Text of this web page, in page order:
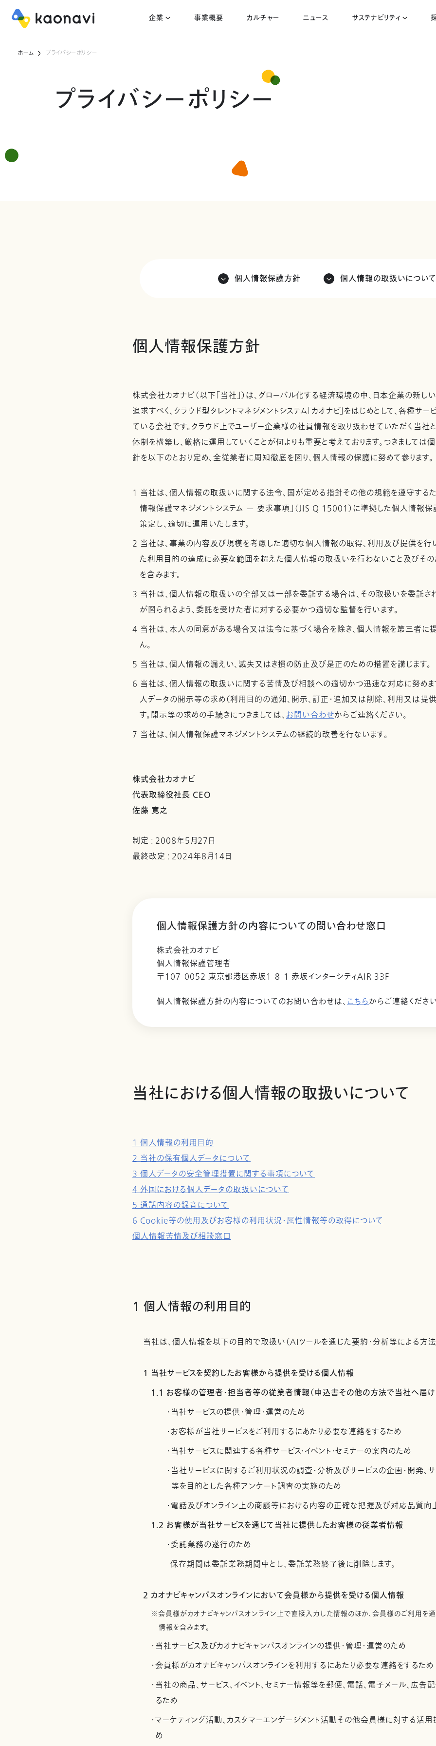
企業 事業概要 カルチャー ニュース サステナビリティ
ホーム プライバシーポリシー
プライバシーポリシー
個人情報保護方針 個人情報の取扱いについて
個人情報保護方針
株式会社カオナビ（以下「当社」）は、グローバル化する経済環境の中、日本企業の新し
追求すべく、クラウド型タレントマネジメントシステム「カオナビ」をはじめとして、各種サ
ている会社です。クラウド上でユーザー企業様の社員情報を取り扱わせていただく当社
体制を構築し、厳格に運用していくことが何よりも重要と考えております。つきまして
針を以下のとおり定め、全従業者に周知徹底を図り、個人情報の保護に努めて参ります。
1 当社は、個人情報の取扱いに関する法令、国が定める指針その他の規範を遵守する
情報保護マネジメントシステム — 要求事項」（JIS Q 15001）に準拠した個人情報保
策定し、適切に運用いたします。
2 当社は、事業の内容及び規模を考慮した適切な個人情報の取得、利用及び提供を行
た利用目的の達成に必要な範囲を超えた個人情報の取扱いを行わないこと及びその
を含みます。
3 当社は、個人情報の取扱いの全部又は一部を委託する場合は、その取扱いを委託
が図られるよう、委託を受けた者に対する必要かつ適切な監督を行います。
4 当社は、本人の同意がある場合又は法令に基づく場合を除き、個人情報を第三者に
ん。
5 当社は、個人情報の漏えい、滅失又はき損の防止及び是正のための措置を講じます。
6 当社は、個人情報の取扱いに関する苦情及び相談への適切かつ迅速な対応に努めま
人データの開示等の求め（利用目的の通知、開示、訂正・追加又は削除、利用又は提
す。開示等の求めの手続きにつきましては、お問い合わせからご連絡ください。
7 当社は、個人情報保護マネジメントシステムの継続的改善を行ないます。
株式会社カオナビ
代表取締役社長 CEO
佐藤 寛之
制定 : 2008年5月27日
最終改定 : 2024年8月14日
個人情報保護方針の内容についての問い合わせ窓口
株式会社カオナビ
個人情報保護管理者
〒107-0052 東京都港区赤坂1-8-1 赤坂インターシティAIR 33F
個人情報保護方針の内容についてのお問い合わせは、こちらからご連絡くださ
当社における個人情報の取扱いについて
1 個人情報の利用目的
2 当社の保有個人データについて
3 個人データの安全管理措置に関する事項について
4 外国における個人データの取扱いについて
5 通話内容の録音について
6 Cookie等の使用及びお客様の利用状況・属性情報等の取得について
個人情報苦情及び相談窓口
1 個人情報の利用目的
当社は、個人情報を以下の目的で取扱い（AIツールを通じた要約・分析等による方法
1 当社サービスを契約したお客様から提供を受ける個人情報
1.1 お客様の管理者・担当者等の従業者情報（申込書その他の方法で当社へ届け
・当社サービスの提供・管理・運営のため
・お客様が当社サービスをご利用するにあたり必要な連絡をするため
・当社サービスに関連する各種サービス・イベント・セミナーの案内のため
・当社サービスに関するご利用状況の調査・分析及びサービスの企画・開発、
等を目的とした各種アンケート調査の実施のため
・電話及びオンライン上の商談等における内容の正確な把握及び対応品質向
1.2 お客様が当社サービスを通じて当社に提供したお客様の従業者情報
・委託業務の遂行のため
保存期間は委託業務期間中とし、委託業務終了後に削除します。
2 カオナビキャンパスオンラインにおいて会員様から提供を受ける個人情報
※会員様がカオナビキャンパスオンライン上で直接入力した情報のほか、会員様のご利用を
情報を含みます。
・当社サービス及びカオナビキャンパスオンラインの提供・管理・運営のため
・会員様がカオナビキャンパスオンラインを利用するにあたり必要な連絡をするため
・当社の商品、サービス、イベント、セミナー情報等を郵便、電話、電子メール、広
るため
・マーケティング活動、カスタマーエンゲージメント活動その他会員様に対する活
め